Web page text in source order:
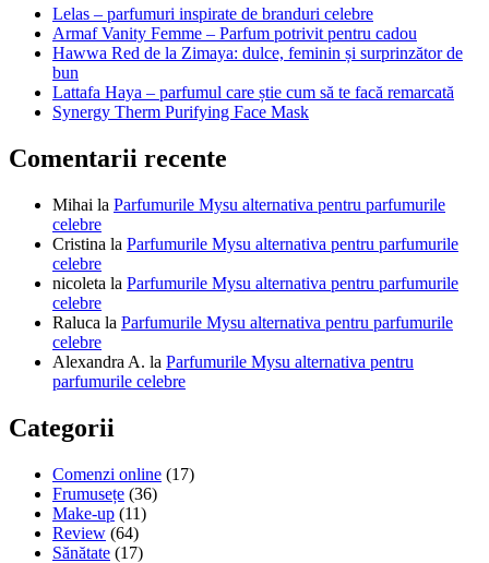
Lelas – parfumuri inspirate de branduri celebre
Armaf Vanity Femme – Parfum potrivit pentru cadou
Hawwa Red de la Zimaya: dulce, feminin și surprinzător de
bun
Lattafa Haya – parfumul care știe cum să te facă remarcată
Synergy Therm Purifying Face Mask
Comentarii recente
Mihai la Parfumurile Mysu alternativa pentru parfumurile
celebre
Cristina la Parfumurile Mysu alternativa pentru parfumurile
celebre
nicoleta la Parfumurile Mysu alternativa pentru parfumurile
celebre
Raluca la Parfumurile Mysu alternativa pentru parfumurile
celebre
Alexandra A. la Parfumurile Mysu alternativa pentru
parfumurile celebre
Categorii
Comenzi online (17)
Frumusețe (36)
Make-up (11)
Review (64)
Sănătate (17)